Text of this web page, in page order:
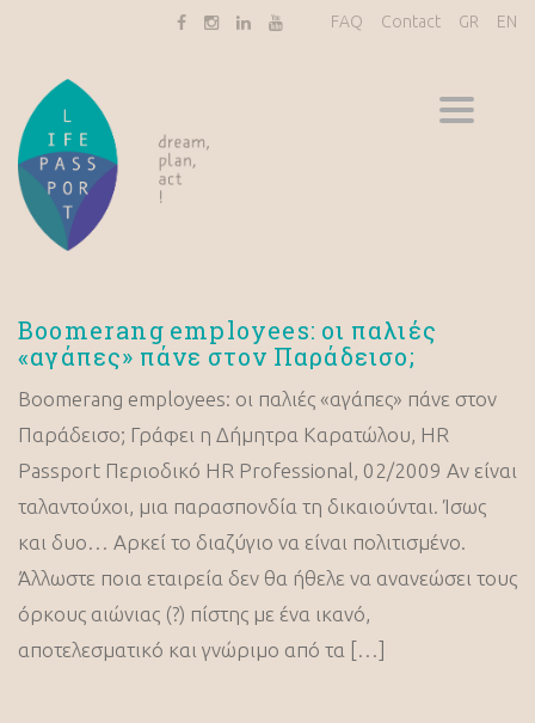
EN
GR
Contact
FAQ
Toggle
Boomerang employees: οι παλιές
«αγάπες» πάνε στον Παράδεισο;
Boomerang employees: οι παλιές «αγάπες» πάνε στον
Παράδεισο; Γράφει η Δήμητρα Καρατώλου, HR
Passport Περιοδικό HR Professional, 02/2009 Αν είναι
ταλαντούχοι, μια παρασπονδία τη δικαιούνται. Ίσως
και δυο… Αρκεί το διαζύγιο να είναι πολιτισμένο.
Άλλωστε ποια εταιρεία δεν θα ήθελε να ανανεώσει τους
όρκους αιώνιας (?) πίστης με ένα ικανό,
αποτελεσματικό και γνώριμο από τα […]